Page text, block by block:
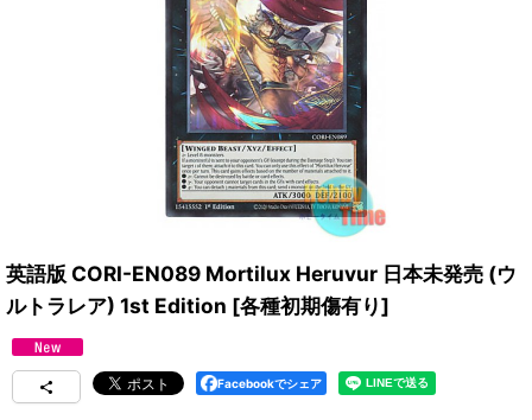
英語版 CORI-EN089 Mortilux Heruvur 日本未発売 (ウ
ルトラレア) 1st Edition [各種初期傷有り]
Facebookでシェア